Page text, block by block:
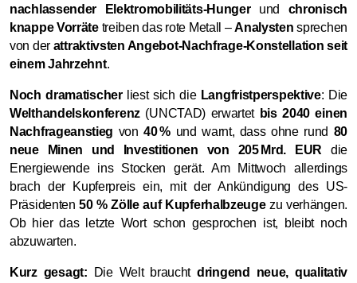
nachlassender Elektromobilitäts‑Hunger und chronisch
knappe Vorrätetreiben das rote Metall –Analysten sprechen
von der attraktivsten Angebot‑Nachfrage‑Konstellation seit
einem Jahrzehnt.
Noch dramatischer liest sich die Langfristperspektive: Die
Welthandelskonferenz (UNCTAD) erwartet bis 2040 einen
Nachfrageanstieg von40 % und warnt, dass ohne rund 80
neue Minen und Investitionen von 205 Mrd. EUR die
Energiewende ins Stocken gerät. Am Mittwoch allerdings
brach der Kupferpreis ein, mit der Ankündigung des US-
Präsidenten50 % Zölle auf Kupferhalbzeugezu verhängen.
Ob hier das letzte Wort schon gesprochen ist, bleibt noch
abzuwarten.
Kurz gesagt: Die Welt brauchtdringend neue, qualitativ